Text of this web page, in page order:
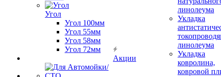
Угол
Угол 100мм
Угол 55мм
Угол 58мм
Угол 72мм
Акции
линолеума
Укладка
линолеума
Укладка
ковролина,
ковровой